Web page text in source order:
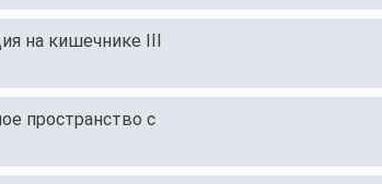
на кишечнике III
пространство с